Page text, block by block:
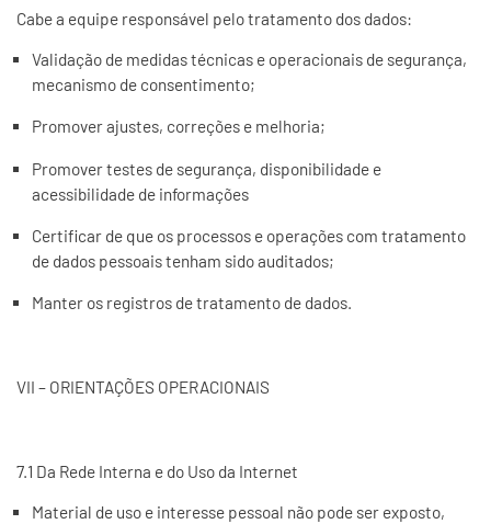
Cabe a equipe responsável pelo tratamento dos dados:
Validação de medidas técnicas e operacionais de segurança,
mecanismo de consentimento;
Promover ajustes, correções e melhoria;
Promover testes de segurança, disponibilidade e
acessibilidade de informações
Certificar de que os processos e operações com tratamento
de dados pessoais tenham sido auditados;
Manter os registros de tratamento de dados.
VII – ORIENTAÇÕES OPERACIONAIS
7.1 Da Rede Interna e do Uso da Internet
Material de uso e interesse pessoal não pode ser exposto,